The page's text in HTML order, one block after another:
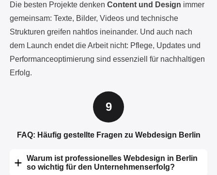
Die besten Projekte denken Content und Design immer
gemeinsam: Texte, Bilder, Videos und technische
Strukturen greifen nahtlos ineinander. Und auch nach
dem Launch endet die Arbeit nicht: Pflege, Updates und
Performanceoptimierung sind essenziell für nachhaltigen
Erfolg.
FAQ: Häufig gestellte Fragen zu Webdesign Berlin
Warum ist professionelles Webdesign in Berlin
so wichtig für den Unternehmenserfolg?